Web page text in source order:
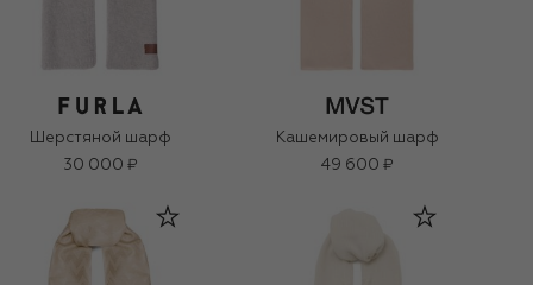
Шерстяной шарф
30 000 ₽
Кашемировый шарф
49 600 ₽